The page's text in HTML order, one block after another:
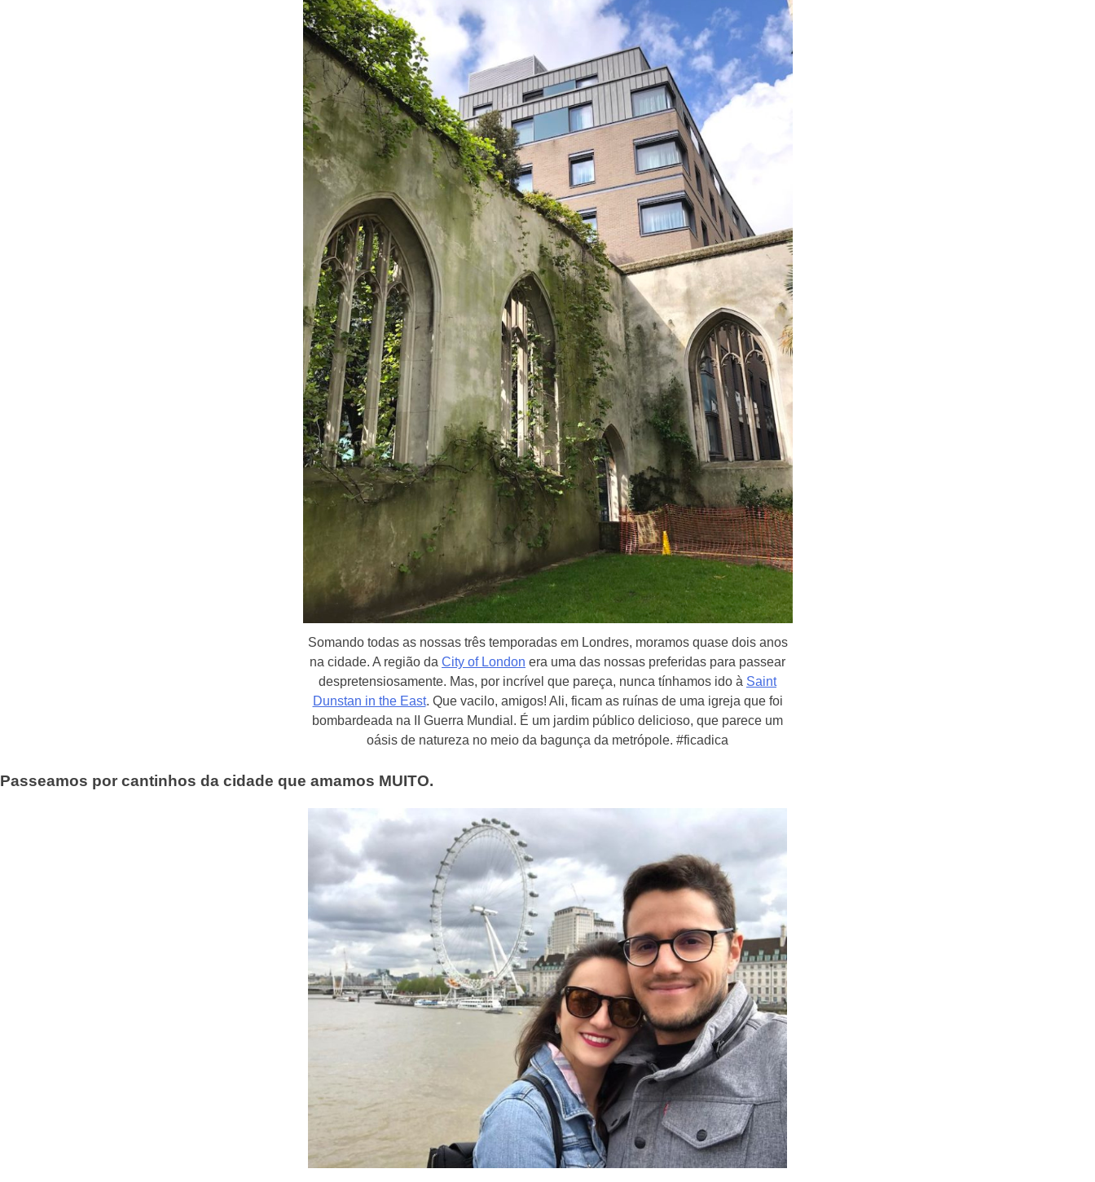
Somando todas as nossas três temporadas em Londres, moramos quase dois anos
na cidade. A região da City of London era uma das nossas preferidas para passear
despretensiosamente. Mas, por incrível que pareça, nunca tínhamos ido à Saint
Dunstan in the East. Que vacilo, amigos! Ali, ficam as ruínas de uma igreja que foi
bombardeada na II Guerra Mundial. É um jardim público delicioso, que parece um
oásis de natureza no meio da bagunça da metrópole. #ficadica
Passeamos por cantinhos da cidade que amamos MUITO.